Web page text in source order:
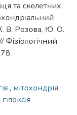
та скелетних
В. Розова, Ю. О.
, мітохондрія ,
гіпоксія